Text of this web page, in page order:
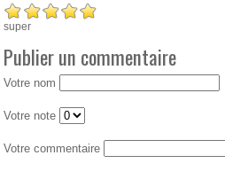
super
Publier un commentaire
Votre nom
Votre note
Votre commentaire